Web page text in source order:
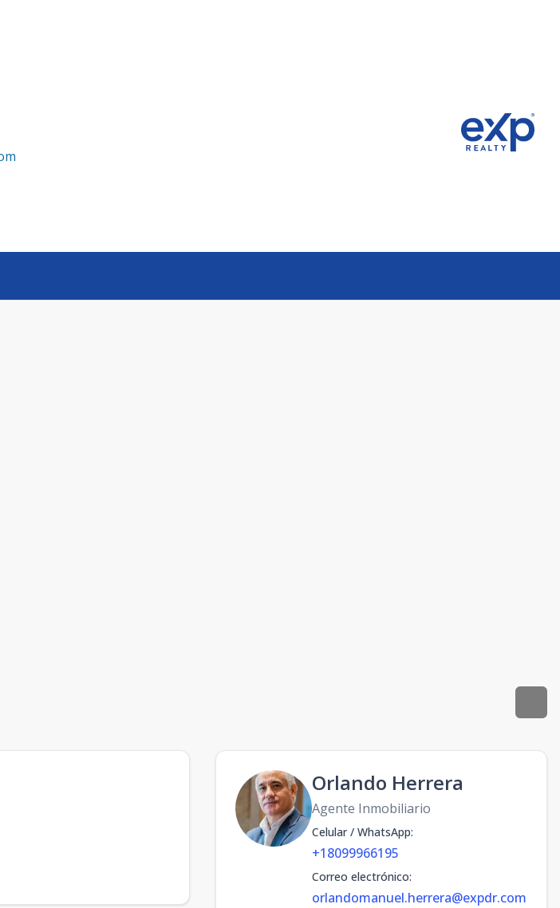
Orlando Herrera
Agente Inmobiliario
Celular / WhatsApp:
+18099966195
Correo electrónico:
orlandomanuel.herrera@expdr.com